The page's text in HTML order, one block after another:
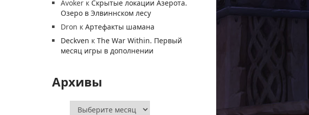
Avoker к Скрытые локации Азерота.
Озеро в Элвиннском лесу
Dron кАртефакты шамана
Deckven кThe War Within. Первый
месяц игры в дополнении
Архивы
Архивы